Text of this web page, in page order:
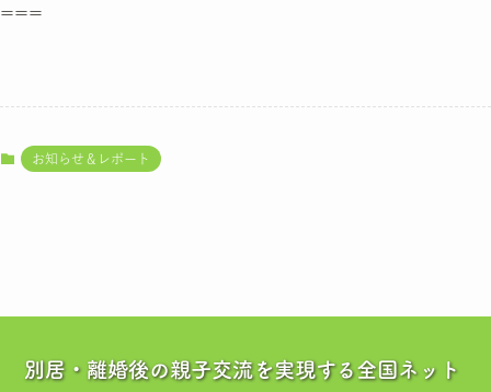
===
お知らせ＆レポート
別居・離婚後の親子交流を実現する全国ネット